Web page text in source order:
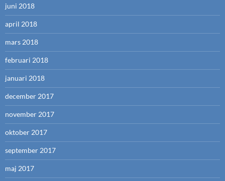
juni 2018
april 2018
mars 2018
februari 2018
januari 2018
december 2017
november 2017
oktober 2017
september 2017
maj 2017